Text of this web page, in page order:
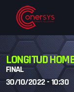
LONGITUD
FINAL
30/10/2022 - 10:30